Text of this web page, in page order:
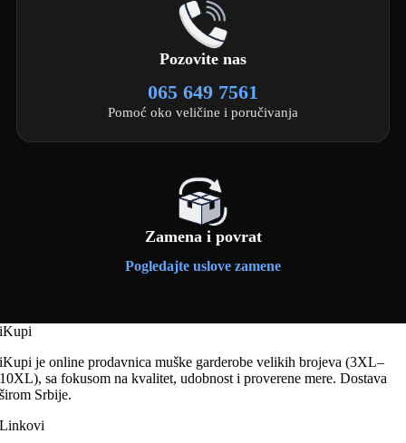
Pozovite nas
065 649 7561
Pomoć oko veličine i poručivanja
Zamena i povrat
Pogledajte uslove zamene
iKupi
iKupi je online prodavnica muške garderobe velikih brojeva (3XL–
10XL), sa fokusom na kvalitet, udobnost i proverene mere. Dostava
širom Srbije.
Linkovi